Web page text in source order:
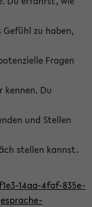
zu haben,
Fragen
kennen. Du
und Stellen
stellen kannst.
14aa-4faf-835e-